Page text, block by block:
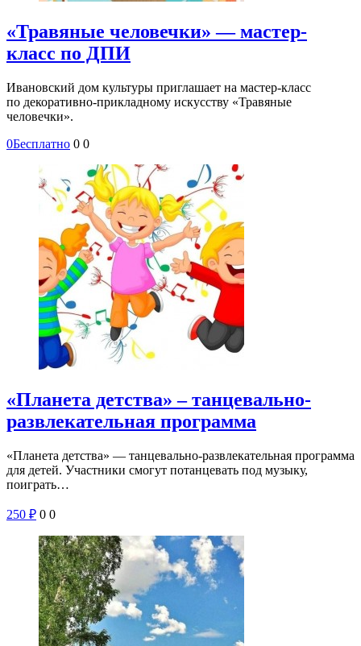
«Травяные человечки» — мастер-
класс по ДПИ
Ивановский дом культуры приглашает на мастер-класс
по декоративно-прикладному искусству «Травяные
человечки».
0Бесплатно 0 0
«Планета детства» – танцевально-
развлекательная программа
«Планета детства» — танцевально-развлекательная программа
для детей. Участники смогут потанцевать под музыку,
поиграть…
250 ₽ 0 0